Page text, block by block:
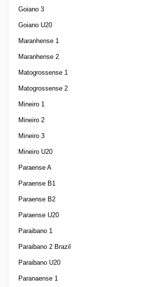
Goiano 3
Goiano U20
Maranhense 1
Maranhense 2
Matogrossense 1
Matogrossense 2
Mineiro 1
Mineiro 2
Mineiro 3
Mineiro U20
Paraense A
Paraense B1
Paraense B2
Paraense U20
Paraibano 1
Paraibano 2 Brazil
Paraibano U20
Paranaense 1